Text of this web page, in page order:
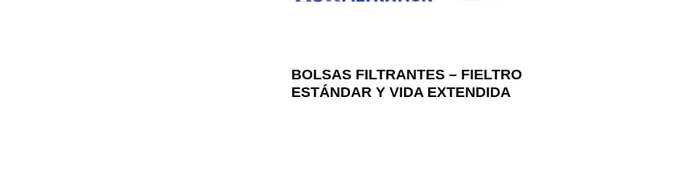
BOLSAS FILTRANTES – FIELTRO
ESTÁNDAR Y VIDA EXTENDIDA